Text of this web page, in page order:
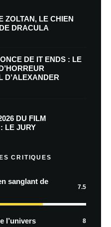
ZOLTAN, LE CHIEN
DRACULA
DE IT ENDS : LE
D’ALEXANDER
DU FILM
LE JURY
CRITIQUES
sanglant de
7.5
l’univers 8